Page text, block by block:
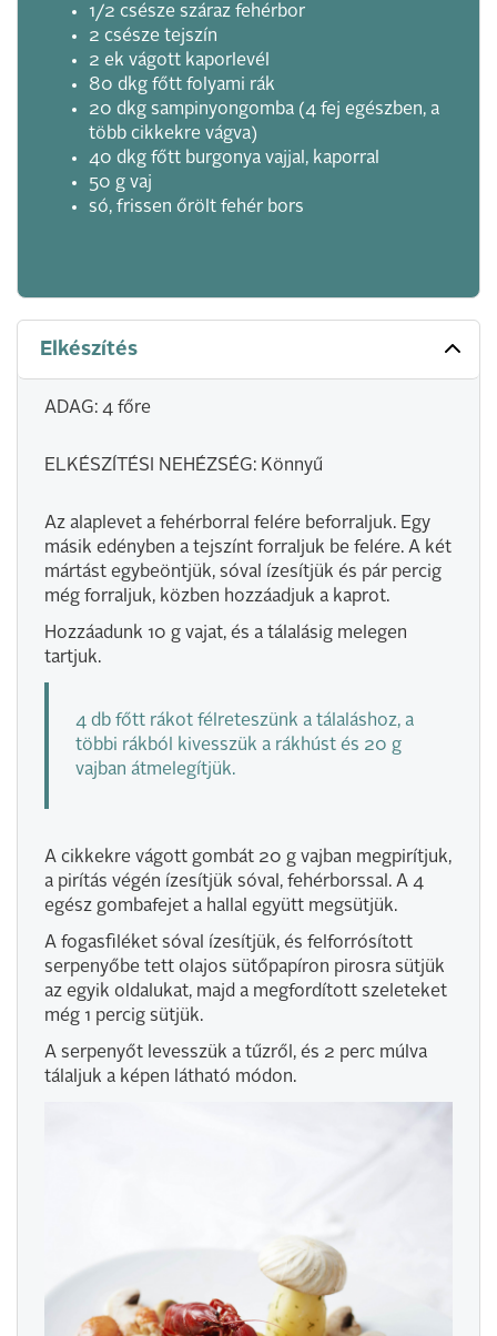
1/2 csésze száraz fehérbor
2 csésze tejszín
2 ek vágott kaporlevél
80 dkg főtt folyami rák
20 dkg sampinyongomba (4 fej egészben, a
több cikkekre vágva)
40 dkg főtt burgonya vajjal, kaporral
50 g vaj
só, frissen őrölt fehér bors
Elkészítés
ADAG: 4 főre
ELKÉSZÍTÉSI NEHÉZSÉG: Könnyű
Az alaplevet a fehérborral felére beforraljuk. Egy
másik edényben a tejszínt forraljuk be felére. A két
mártást egybeöntjük, sóval ízesítjük és pár percig
még forraljuk, közben hozzáadjuk a kaprot.
Hozzáadunk 10 g vajat, és a tálalásig melegen
tartjuk.
4 db főtt rákot félreteszünk a tálaláshoz, a
többi rákból kivesszük a rákhúst és 20 g
vajban átmelegítjük.
A cikkekre vágott gombát 20 g vajban megpirítjuk,
a pirítás végén ízesítjük sóval, fehérborssal. A 4
egész gombafejet a hallal együtt megsütjük.
A fogasfiléket sóval ízesítjük, és felforrósított
serpenyőbe tett olajos sütőpapíron pirosra sütjük
az egyik oldalukat, majd a megfordított szeleteket
még 1 percig sütjük.
A serpenyőt levesszük a tűzről, és 2 perc múlva
tálaljuk a képen látható módon.